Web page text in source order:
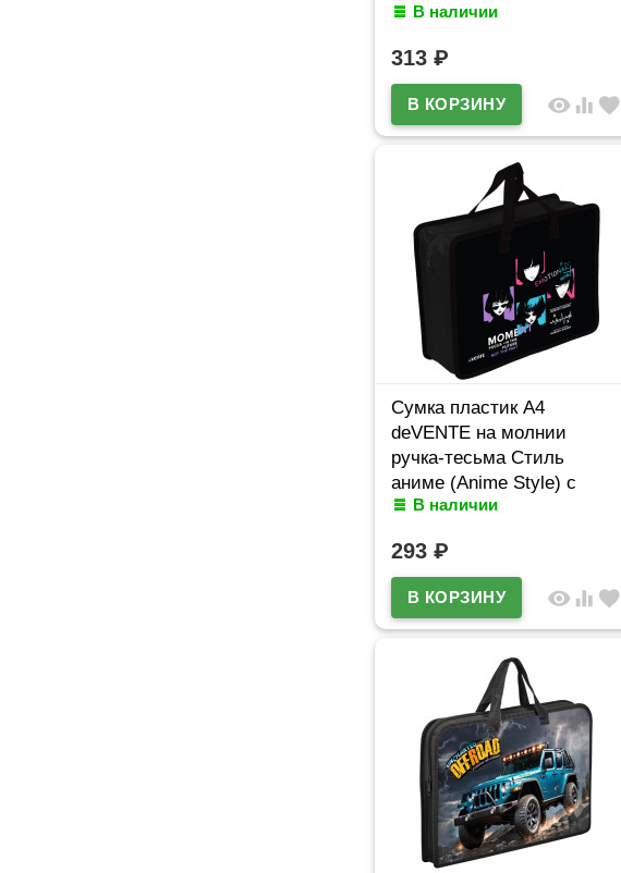
Husky) с расширением
В наличии
313 ₽
visibility equalizer favorite
Сумка пластик А4
deVENTE на молнии
ручка-тесьма Стиль
аниме (Anime Style) с
расширением арт.8057538
В наличии
293 ₽
visibility equalizer favorite